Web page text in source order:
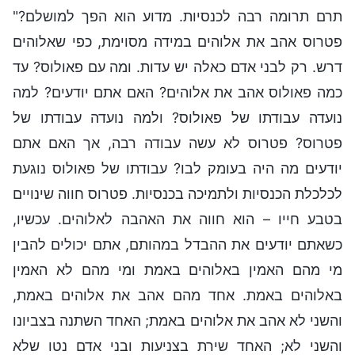
תרם תרומה רבה לכנסיות. מדוע הוא הפך למושלם?"
פטרוס אהב את אלוהים במידה מסוימת, כפי שאלוהים
דרש. רק לבני אדם כאלה יש עדות. ומה עם פאולוס? עד
כמה פאולוס אהב את אלוהים? האם אתם יודעים? למה
נועדה עבודתו של פאולוס? ולמה נועדה עבודתו של
פטרוס? פטרוס לא עשה עבודה רבה, אך האם אתם
יודעים מה היה בעומק לבו? עבודתו של פאולוס נוגעת
לכלכלת הכנסיות ולתמיכה בכנסיות. פטרוס חווה שינויים
בטבע חייו – הוא חווה את האהבה לאלוהים. עכשיו,
כשאתם יודעים את ההבדל במהותם, אתם יכולים להבין
מי מהם האמין באלוהים באמת ומי מהם לא האמין
באלוהים באמת. אחד מהם אהב את אלוהים באמת,
והשני לא אהב את אלוהים באמת; האחד השתנה בצביונו
והשני לא; האחד שירת בצניעות ובני אדם נטו שלא